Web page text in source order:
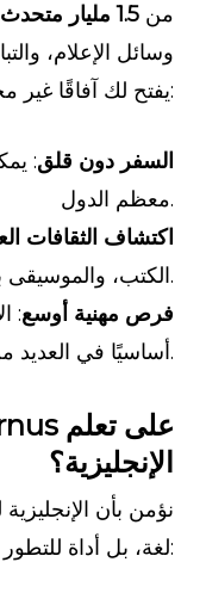
من 1.5 مليار متحدث حول العالم
وسائل الإعلام،
يفتح لك آفاقًا غير محدودة:
السفر دون قلق:
معظم الدول.
اكتشاف الثقافات
الكتب، والموسيقى بلغتها الأصلية.
فرص مهنية أوسع:
أساسيًا في العديد من الوظائف الدولية.
الإنجليزية؟
لغة، بل أداة للتطور الشخصي. تعلمها يمكن أن: